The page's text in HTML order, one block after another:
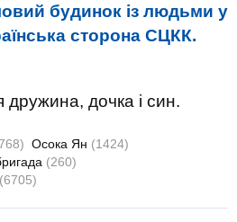
будинок із людьми у
сторона СЦКК.
дочка і син.
Осока Ян (1424)
(260)
(6705)